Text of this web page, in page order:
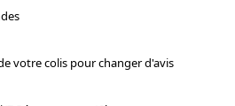
votre colis pour changer d'avis